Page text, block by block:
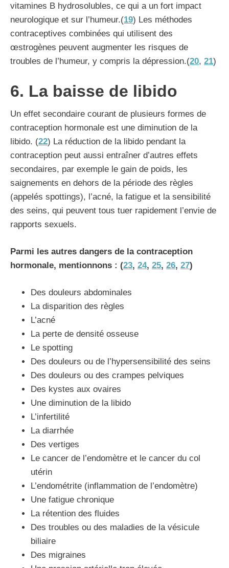
vitamines B hydrosolubles, ce qui a un fort impact
neurologique et sur l’humeur.(19) Les méthodes
contraceptives combinées qui utilisent des
œstrogènes peuvent augmenter les risques de
troubles de l’humeur, y compris la dépression.(20, 21)
6. La baisse de libido
Un effet secondaire courant de plusieurs formes de
contraception hormonale est une diminution de la
libido. (22) La réduction de la libido pendant la
contraception peut aussi entraîner d’autres effets
secondaires, par exemple le gain de poids, les
saignements en dehors de la période des règles
(appelés spottings), l’acné, la fatigue et la sensibilité
des seins, qui peuvent tous tuer rapidement l’envie de
rapports sexuels.
Parmi les autres dangers de la contraception
hormonale, mentionnons : (23, 24, 25, 26, 27)
Des douleurs abdominales
La disparition des règles
L’acné
La perte de densité osseuse
Le spotting
Des douleurs ou de l’hypersensibilité des seins
Des douleurs ou des crampes pelviques
Des kystes aux ovaires
Une diminution de la libido
L’infertilité
La diarrhée
Des vertiges
Le cancer de l’endomètre et le cancer du col
utérin
L’endométrite (inflammation de l’endomètre)
Une fatigue chronique
La rétention des fluides
Des troubles ou des maladies de la vésicule
biliaire
Des migraines